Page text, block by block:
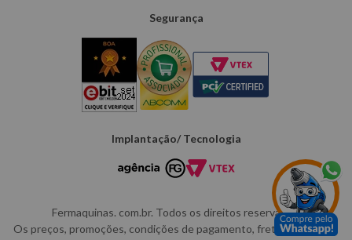
Segurança
Implantação/ Tecnologia
Fermaquinas. com.br. Todos os direitos reservados.
Os preços, promoções, condições de pagamento, frete e produtos